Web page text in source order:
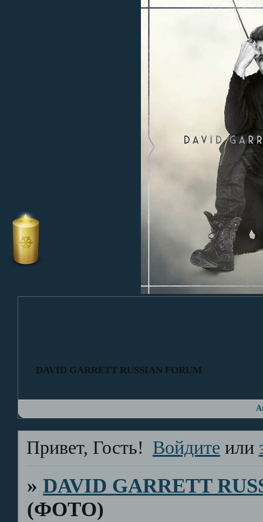
DAVID GARRETT RUSSIAN FORUM
Привет, Гость! Войдите или
»DAVID GARRETT
(ФОТО)